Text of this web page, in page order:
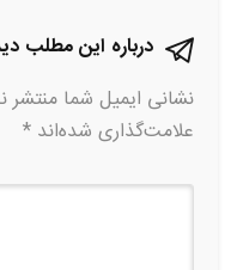
درباره این مطلب
نشانی ایمیل شما
علامت‌گذاری شده‌اند *